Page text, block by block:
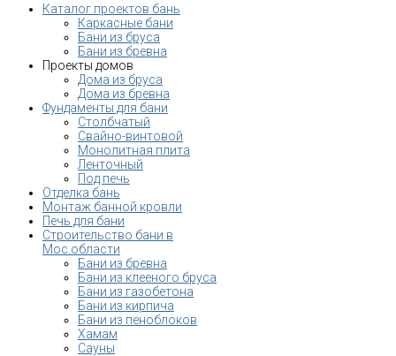
Каталог проектов бань
Каркасные бани
Бани из бруса
Бани из бревна
Проекты домов
Дома из бруса
Дома из бревна
Фундаменты для бани
Столбчатый
Свайно-винтовой
Монолитная плита
Ленточный
Под печь
Отделка бань
Монтаж банной кровли
Печь для бани
Строительство бани в
Мос.области
Бани из бревна
Бани из клееного бруса
Бани из газобетона
Бани из кирпича
Бани из пеноблоков
Хамам
Сауны